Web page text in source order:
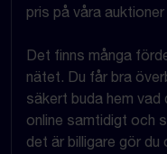
pris på våra auktioner
Det finns många
nätet. Du får bra
säkert buda hem vad
online samtidigt och
det är billigare gör